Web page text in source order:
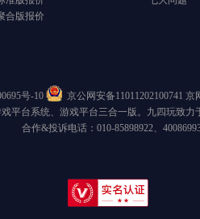
合版报价
号-10 京公网安备11011202100741 京
平台系统、游戏平台三合一版。九四玩致力
合作&投诉电话：010-85898922、